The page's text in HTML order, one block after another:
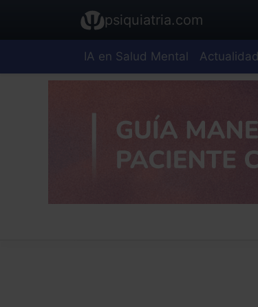
psiquiatria.com
IA en Salud Mental Actualidad